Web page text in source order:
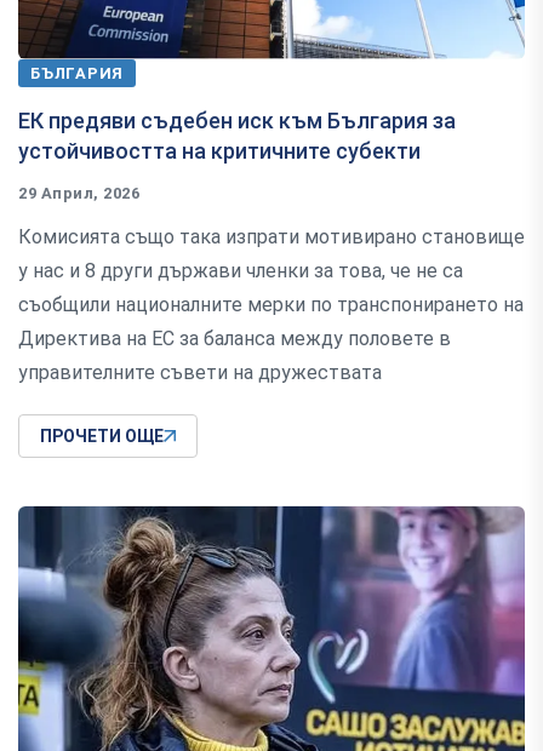
БЪЛГАРИЯ
ЕК предяви съдебен иск към България за
устойчивостта на критичните субекти
29 Април, 2026
Комисията също така изпрати мотивирано становище
у нас и 8 други държави членки за това, че не са
съобщили националните мерки по транспонирането на
Директива на ЕС за баланса между половете в
управителните съвети на дружествата
ПРОЧЕТИ ОЩЕ